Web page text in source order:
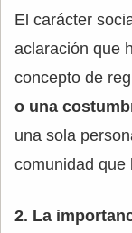
El carácter
aclaración que
concepto de
o una
una sola
comunidad que
2. La